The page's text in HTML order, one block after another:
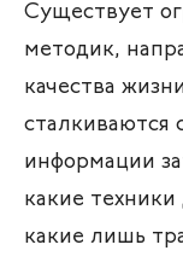
Cуществует
методик,
качества
информации
какие
какие лишь